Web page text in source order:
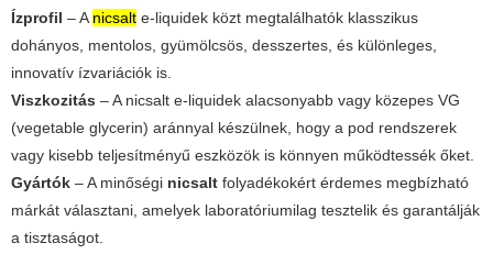
Ízprofil – A nicsalt e-liquidek közt megtalálhatók klasszikus
dohányos, mentolos, gyümölcsös, desszertes, és különleges,
innovatív ízvariációk is.
Viszkozitás – A nicsalt e-liquidek alacsonyabb vagy közepes VG
(vegetable glycerin) aránnyal készülnek, hogy a pod rendszerek
vagy kisebb teljesítményű eszközök is könnyen működtessék őket.
Gyártók – A minőségi nicsalt folyadékokért érdemes megbízható
márkát választani, amelyek laboratóriumilag tesztelik és garantálják
a tisztaságot.